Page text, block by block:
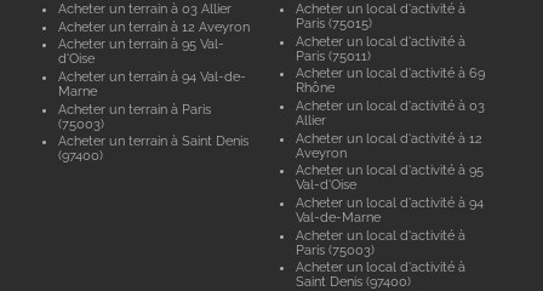
Acheter un terrain à 03 Allier
Acheter un terrain à 12 Aveyron
Acheter un terrain à 95 Val-
d'Oise
Acheter un terrain à 94 Val-de-
Marne
Acheter un terrain à Paris
(75003)
Acheter un terrain à Saint Denis
(97400)
Acheter un local d'activité à
Paris (75015)
Acheter un local d'activité à
Paris (75011)
Acheter un local d'activité à 69
Rhône
Acheter un local d'activité à 03
Allier
Acheter un local d'activité à 12
Aveyron
Acheter un local d'activité à 95
Val-d'Oise
Acheter un local d'activité à 94
Val-de-Marne
Acheter un local d'activité à
Paris (75003)
Acheter un local d'activité à
Saint Denis (97400)